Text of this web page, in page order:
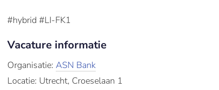
#hybrid #LI-FK1
Vacature informatie
Organisatie: ASN Bank
Locatie: Utrecht, Croeselaan 1